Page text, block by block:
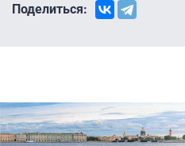
Поделиться: